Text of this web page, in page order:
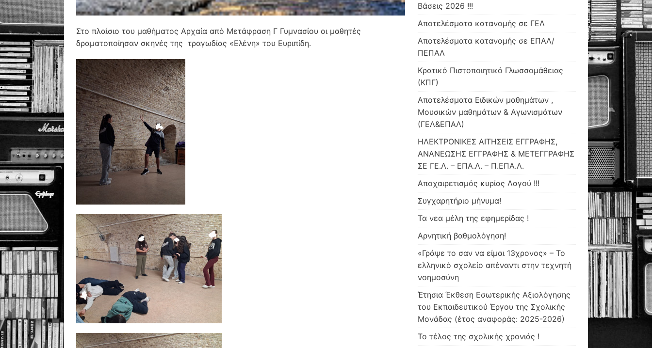
Στο πλαίσιο του μαθήματος Αρχαία από Μετάφραση Γ Γυμνασίου οι μαθητές
δραματοποίησαν σκηνές της τραγωδίας «Ελένη» του Ευριπίδη.
Βάσεις 2026 !!!
Αποτελέσματα κατανομής σε ΓΕΛ
Αποτελέσματα κατανομής σε ΕΠΑΛ/
ΠΕΠΑΛ
Κρατικό Πιστοποιητικό Γλωσσομάθειας
(ΚΠΓ)
Αποτελέσματα Ειδικών μαθημάτων ,
Μουσικών μαθημάτων & Αγωνισμάτων
(ΓΕΛ&ΕΠΑΛ)
ΗΛΕΚΤΡΟΝΙΚΕΣ ΑΙΤΗΣΕΙΣ ΕΓΓΡΑΦΗΣ,
ΑΝΑΝΕΩΣΗΣ ΕΓΓΡΑΦΗΣ & ΜΕΤΕΓΓΡΑΦΗΣ
ΣΕ ΓΕ.Λ. – ΕΠΑ.Λ. – Π.ΕΠΑ.Λ.
Αποχαιρετισμός κυρίας Λαγού !!!
Συγχαρητήριο μήνυμα!
Τα νεα μέλη της εφημερίδας !
Αρνητική βαθμολόγηση!
«Γράψε το σαν να είμαι 13χρονος» – Το
ελληνικό σχολείο απέναντι στην τεχνητή
νοημοσύνη
Έτησια Έκθεση Εσωτερικής Αξιολόγησης
του Εκπαιδευτικού Έργου της Σχολικής
Μονάδας (έτος αναφοράς: 2025-2026)
Το τέλος της σχολικής χρονιάς !